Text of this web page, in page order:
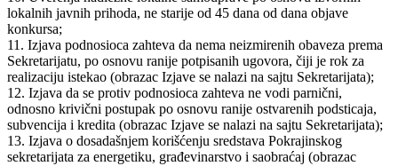
lokalnih javnih prihoda, ne starije od 45 dana od dana objave
konkursa;
11. Izjava podnosioca zahteva da nema neizmirenih obaveza prema
Sekretarijatu, po osnovu ranije potpisanih ugovora, čiji je rok za
realizaciju istekao (obrazac Izjave se nalazi na sajtu Sekretarijata);
12. Izjava da se protiv podnosioca zahteva ne vodi parnični,
odnosno krivični postupak po osnovu ranije ostvarenih podsticaja,
subvencija i kredita (obrazac Izjave se nalazi na sajtu Sekretarijata);
13. Izjava o dosadašnjem korišćenju sredstava Pokrajinskog
sekretarijata za energetiku, građevinarstvo i saobraćaj (obrazac